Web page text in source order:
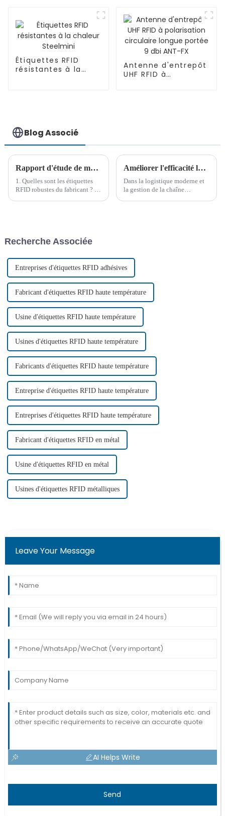
Étiquettes RFID
résistantes à la
Antenne d'entrepôt
UHF RFID à
Blog Associé
Rapport d'étude de marché sur les étiquettes RFID robustes
1. Quelles sont les étiquettes
RFID robustes du fabricant ? Il
di...
Améliorer l'efficacité logistique : application de la technologie RFID à la gestion des palettes
Dans la logistique moderne et
la gestion de la chaîne
Recherche Associée
Entreprises d'étiquettes RFID adhésives
Fabricant d'étiquettes RFID haute température
Usine d'étiquettes RFID haute température
Usines d'étiquettes RFID haute température
Fabricants d'étiquettes RFID haute température
Entreprise d'étiquettes RFID haute température
Entreprises d'étiquettes RFID haute température
Fabricant d'étiquettes RFID en métal
Usine d'étiquettes RFID en métal
Usines d'étiquettes RFID métalliques
Leave Your Message
AI Helps Write
Send